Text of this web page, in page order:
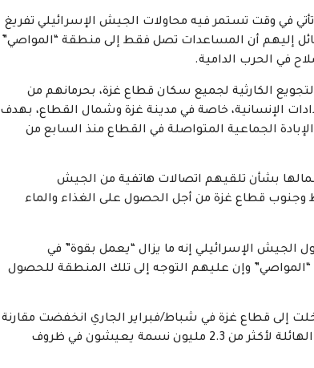
في وقت تستمر فيه محاولات الجيش الإسرائيلي تفريغ
إليهم أن المساعدات تصل فقط إلى منطقة “المواصي”
في الحرب الدامية.
الكارثية لجميع سكان قطاع غزة، بحرمانهم من
الإنسانية، خاصة في مدينة غزة وشمال القطاع، بهدف
الجماعية المتواصلة في القطاع منذ السابع من
بشأن تلقيهم اتصالات هاتفية من الجيش
وجنوب قطاع غزة من أجل الحصول على الغذاء والماء
الإسرائيلي إنه ما يزال “يعمل بقوة” في
وإن عليهم التوجه إلى تلك المنطقة للحصول
إلى قطاع غزة في شباط/فبراير الجاري انخفضت مقارنة
مع كانون ثانٍ/يناير بنسبة 50% على الرغم من تعاظم الاحتياجات الهائلة لأكثر من 2.3 مليون نسمة يعيشون في ظروف